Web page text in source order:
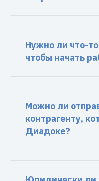
Нужно ли что-
чтобы начать
Можно ли
контрагенту,
Диадоке?